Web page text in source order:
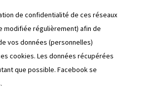
de confidentialité de ces réseaux
modifiée régulièrement) afin de
vos données (personnelles)
cookies. Les données récupérées
que possible. Facebook se